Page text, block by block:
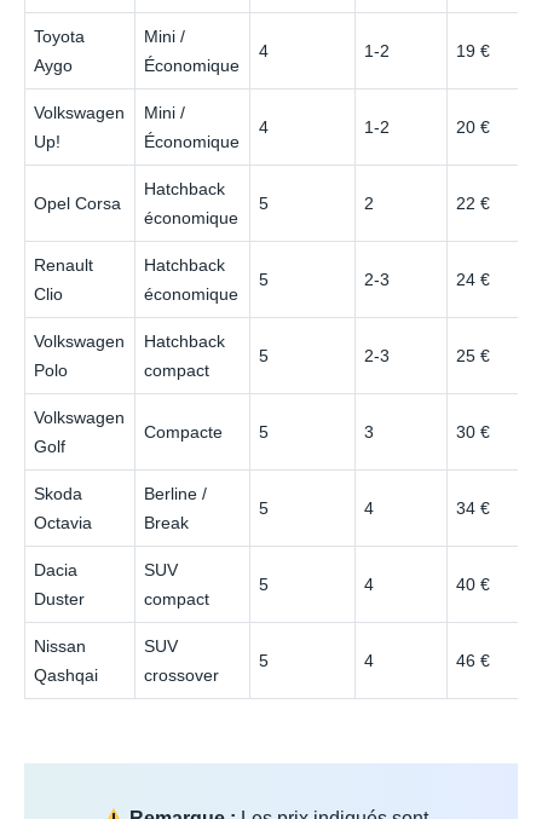
Toyota
Aygo
Mini /
Économique
4 1-2 19 €
Volkswagen
Up!
Mini /
Économique
4 1-2 20 €
Opel Corsa
Hatchback
économique
5 2 22 €
Renault
Clio
Hatchback
économique
5 2-3 24 €
Volkswagen
Polo
Hatchback
compact
5 2-3 25 €
Volkswagen
Golf
Compacte 5 3 30 €
Skoda
Octavia
Berline /
Break
5 4 34 €
Dacia
Duster
SUV
compact
5 4 40 €
Nissan
Qashqai
SUV
crossover
5 4 46 €